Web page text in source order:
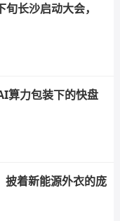
长沙启动大会，
算力包装下的快盘
着新能源外衣的庞